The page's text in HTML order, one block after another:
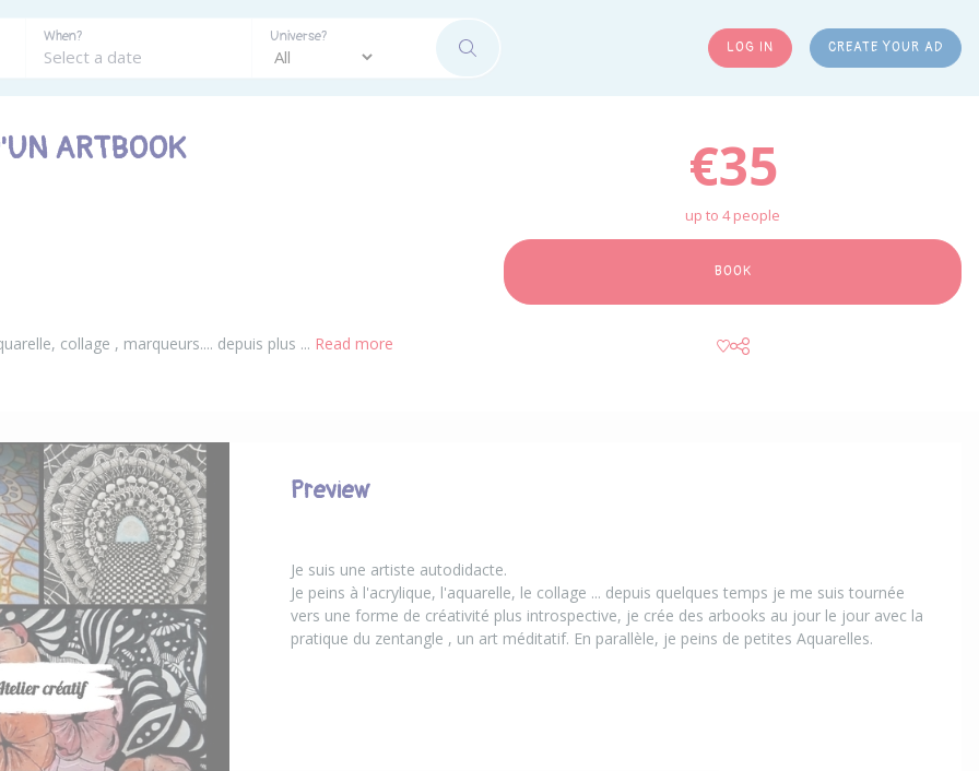
When? Universe?
SEARCH LOG IN CREATE YOUR AD
ARTBOOK
collage , marqueurs.... depuis plus ... Read more
€35
up to 4 people
BOOK
Preview
Je suis une artiste autodidacte.
Je peins à l'acrylique, l'aquarelle, le collage ... depuis quelques temps je me suis tournée
vers une forme de créativité plus introspective, je crée des arbooks au jour le jour avec la